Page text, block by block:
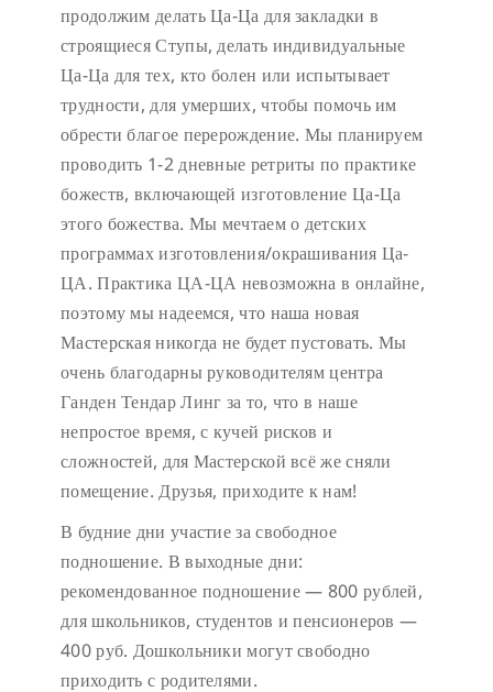
продолжим делать Ца-Ца для закладки в
строящиеся Ступы, делать индивидуальные
Ца-Ца для тех, кто болен или испытывает
трудности, для умерших, чтобы помочь им
обрести благое перерождение. Мы планируем
проводить 1-2 дневные ретриты по практике
божеств, включающей изготовление Ца-Ца
этого божества. Мы мечтаем о детских
программах изготовления/окрашивания Ца-
ЦА. Практика ЦА-ЦА невозможна в онлайне,
поэтому мы надеемся, что наша новая
Мастерская никогда не будет пустовать. Мы
очень благодарны руководителям центра
Ганден Тендар Линг за то, что в наше
непростое время, с кучей рисков и
сложностей, для Мастерской всё же сняли
помещение. Друзья, приходите к нам!
В будние дни участие за свободное
подношение. В выходные дни:
рекомендованное подношение — 800 рублей,
для школьников, студентов и пенсионеров —
400 руб. Дошкольники могут свободно
приходить с родителями.